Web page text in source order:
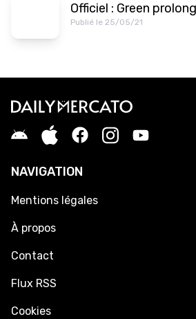
Officiel : Green
Publié le 25/05/21
NAVIGATION
Mentions légales
À propos
Contact
Flux RSS
Cookies